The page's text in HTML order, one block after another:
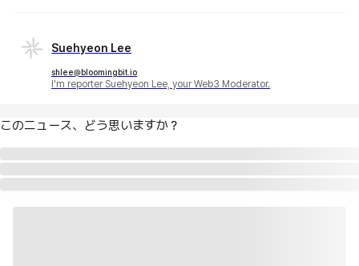
Suehyeon Lee
shlee@bloomingbit.io
I'm reporter Suehyeon Lee, your Web3 Moderator.
このニュース、どう思いますか？